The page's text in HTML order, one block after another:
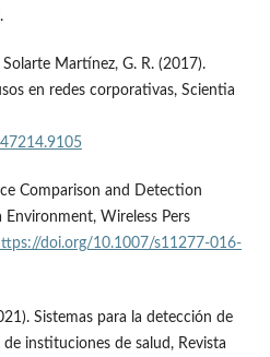
Solarte Martínez, G. R. (2017).
en redes corporativas, Scientia
Comparison and Detection
Wireless Pers
doi.org/10.1007/s11277-016-
Sistemas para la detección de
instituciones de salud, Revista